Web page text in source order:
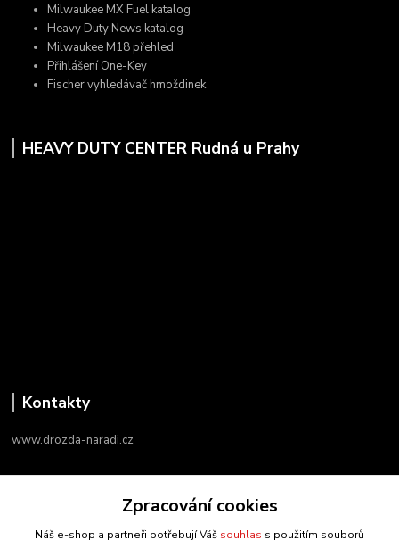
Milwaukee MX Fuel katalog
Heavy Duty News katalog
Milwaukee M18 přehled
Přihlášení One-Key
Fischer vyhledávač hmoždinek
HEAVY DUTY CENTER Rudná u Prahy
Kontakty
www.drozda-naradi.cz
info@drozda-naradi.cz
Zpracování cookies
Náš e-shop a partneři potřebují Váš souhlas s použitím souborů